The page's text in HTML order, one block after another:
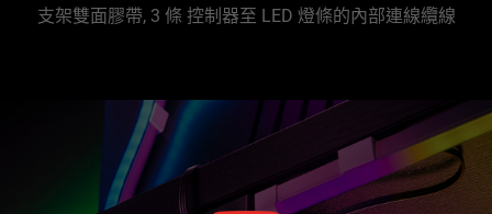
支架雙面膠帶, 3 條 控制器至 LED 燈條的內部連線纜線